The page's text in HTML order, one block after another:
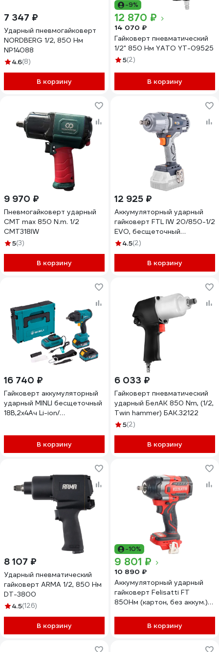
7 347 ₽
Ударный пневмогайковерт
NORDBERG 1/2, 850 Нм
NP14088
4.6(8)
В корзину
-9%
12 870 ₽
14 070 ₽
Гайковерт пневматический
1/2" 850 Нм YATO YT-09525
5(2)
В корзину
9 970 ₽
Пневмогайковерт ударный
СМТ max 850 N.m. 1/2
CMT318IW
5(3)
В корзину
12 925 ₽
Аккумуляторный ударный
гайковерт FTL IW 20/850-1/2
EVO, бесщеточный
двигатель, 850 Нм, 20 В, без
4.5(2)
В корзину
16 740 ₽
Гайковерт аккумуляторный
ударный MINLI бесщеточный
18В,2х4Ач Li-ion/
В корзину
6 033 ₽
Гайковерт пневматический
ударный БелАК 850 Nm, (1/2,
Twin hammer) БАК.32122
5(2)
В корзину
8 107 ₽
Ударный пневматический
гайковерт ARMA 1/2, 850 Нм
DT-3800
4.5(126)
В корзину
-10%
9 801 ₽
10 890 ₽
Аккумуляторный ударный
гайковерт Felisatti FT
850Нм (картон, без аккум.)
В корзину